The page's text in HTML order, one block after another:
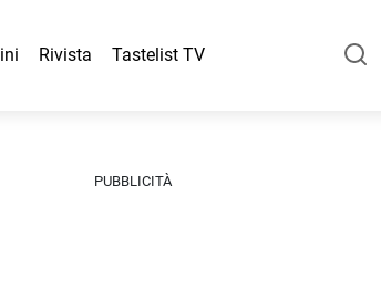
Rivista Tastelist TV
PUBBLICITÀ